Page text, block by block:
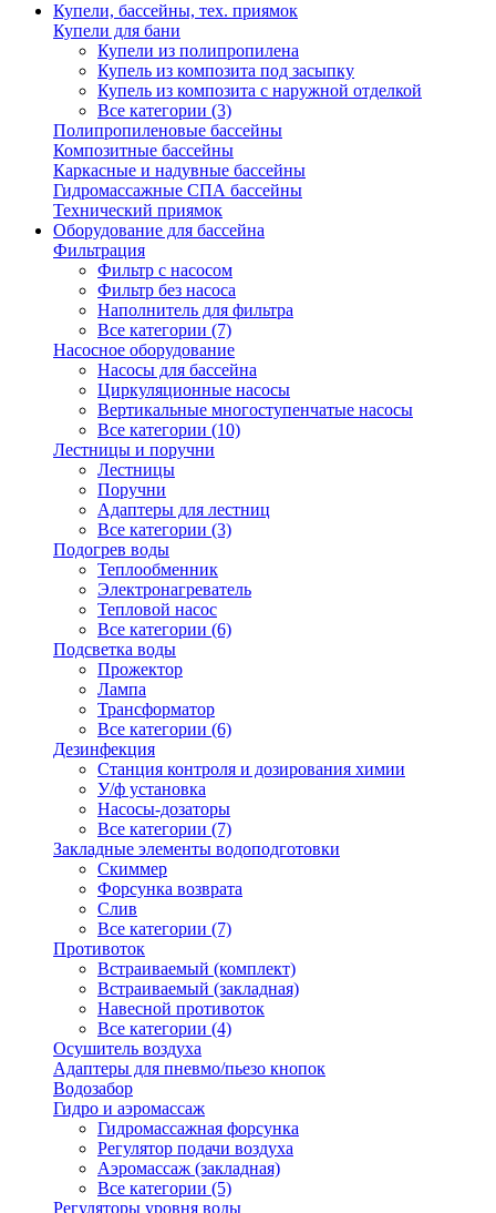
Купели, бассейны, тех. приямок
Купели для бани
Купели из полипропилена
Купель из композита под засыпку
Купель из композита с наружной отделкой
Все категории (3)
Полипропиленовые бассейны
Композитные бассейны
Каркасные и надувные бассейны
Гидромассажные СПА бассейны
Технический приямок
Оборудование для бассейна
Фильтрация
Фильтр с насосом
Фильтр без насоса
Наполнитель для фильтра
Все категории (7)
Насосное оборудование
Насосы для бассейна
Циркуляционные насосы
Вертикальные многоступенчатые насосы
Все категории (10)
Лестницы и поручни
Лестницы
Поручни
Адаптеры для лестниц
Все категории (3)
Подогрев воды
Теплообменник
Электронагреватель
Тепловой насос
Все категории (6)
Подсветка воды
Прожектор
Лампа
Трансформатор
Все категории (6)
Дезинфекция
Станция контроля и дозирования химии
У/ф установка
Насосы-дозаторы
Все категории (7)
Закладные элементы водоподготовки
Скиммер
Форсунка возврата
Слив
Все категории (7)
Противоток
Встраиваемый (комплект)
Встраиваемый (закладная)
Навесной противоток
Все категории (4)
Осушитель воздуха
Адаптеры для пневмо/пьезо кнопок
Водозабор
Гидро и аэромассаж
Гидромассажная форсунка
Регулятор подачи воздуха
Аэромассаж (закладная)
Все категории (5)
Регуляторы уровня воды